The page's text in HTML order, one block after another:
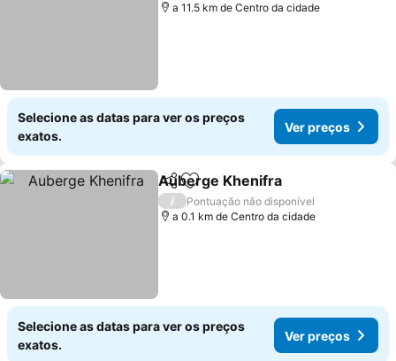
a 11.5 km de Centro da cidade
Selecione as datas para ver os preços
exatos.
Ver preços
PartilharAdicionar aos favoritos
Auberge Khenifra
/
Pontuação não disponível
a 0.1 km de Centro da cidade
Selecione as datas para ver os preços
exatos.
Ver preços